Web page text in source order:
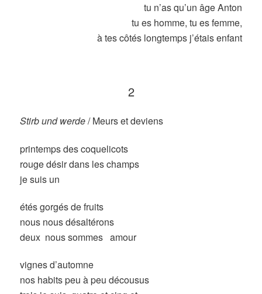
tu n’as qu’un âge Anton
tu es homme, tu es femme,
à tes côtés longtemps j’étais enfant
2
Stirb und werde/ Meurs et deviens
printemps des coquelicots
rouge désir dans les champs
je suis un
étés gorgés de fruits
nous nous désaltérons
deux nous sommes amour
vignes d’automne
nos habits peu à peu décousus